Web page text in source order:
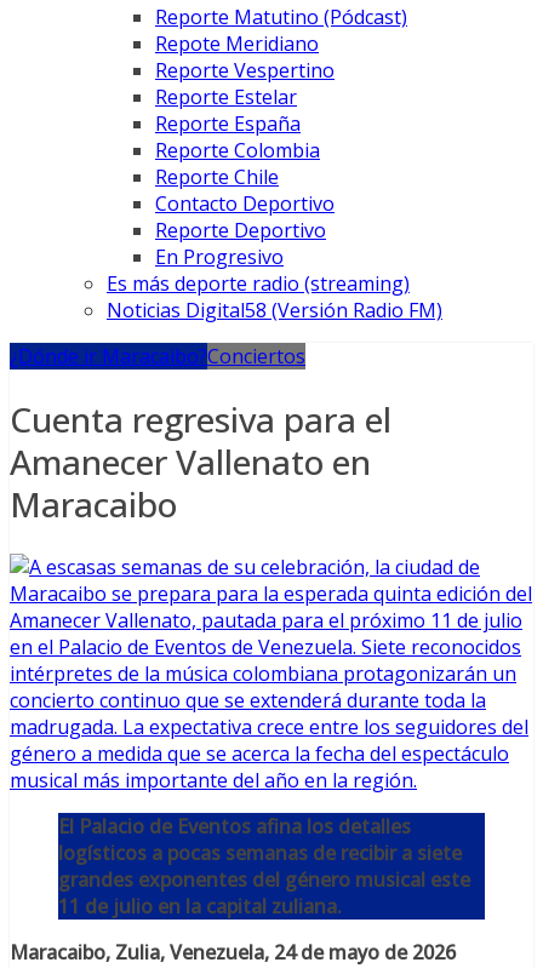
Reporte Matutino (Pódcast)
Repote Meridiano
Reporte Vespertino
Reporte Estelar
Reporte España
Reporte Colombia
Reporte Chile
Contacto Deportivo
Reporte Deportivo
En Progresivo
Es más deporte radio (streaming)
Noticias Digital58 (Versión Radio FM)
¿Dónde ir Maracaibo?Conciertos
Cuenta regresiva para el
Amanecer Vallenato en
Maracaibo
El Palacio de Eventos afina los detalles
logísticos a pocas semanas de recibir a siete
grandes exponentes del género musical este
11 de julio en la capital zuliana.
Maracaibo, Zulia, Venezuela, 24 de mayo de 2026